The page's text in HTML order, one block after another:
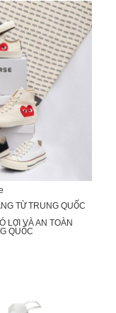
TỪ TRUNG QUỐC
LỢI VÀ AN TOÀN
QUỐC